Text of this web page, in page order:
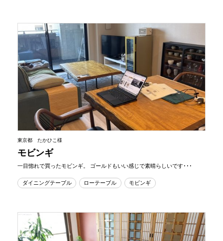
東京都 たかひこ様
モビンギ
一目惚れで買ったモビンギ。 ゴールドもいい感じで素晴らしいです･･･
ダイニングテーブル ローテーブル モビンギ